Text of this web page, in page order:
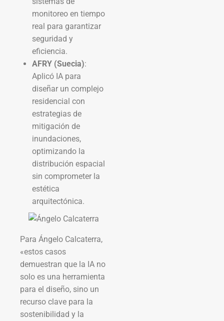
monitoreo en tiempo
real para garantizar
seguridad y
eficiencia.
AFRY (Suecia):
Aplicó IA para
diseñar un complejo
residencial con
estrategias de
mitigación de
inundaciones,
optimizando la
distribución espacial
sin comprometer la
estética
arquitectónica.
Para Ángelo Calcaterra,
«estos casos
demuestran que la IA no
solo es una herramienta
para el diseño, sino un
recurso clave para la
sostenibilidad y la